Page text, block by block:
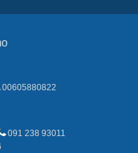
00605880822
091 238 93011